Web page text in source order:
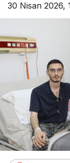
30 Nisan 2026,